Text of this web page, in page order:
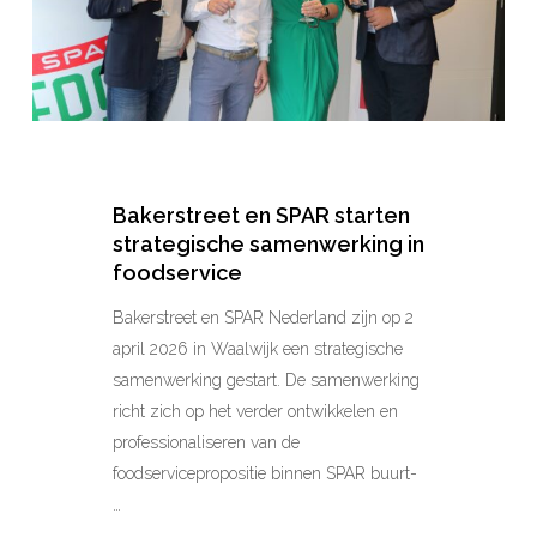
foodservice
Bakerstreet en SPAR starten
strategische samenwerking in
foodservice
Bakerstreet en SPAR Nederland zijn op 2
april 2026 in Waalwijk een strategische
samenwerking gestart. De samenwerking
richt zich op het verder ontwikkelen en
professionaliseren van de
foodservicepropositie binnen SPAR buurt-